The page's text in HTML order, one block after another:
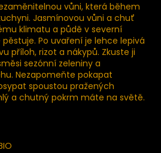
vůni, která během
Jasmínovou vůni a chuť
klimatu a půdě v severní
pěstuje. Po uvaření je lehce lepivá
příloh, rizot a nákypů. Zkuste ji
sezónní zeleniny a
Nezapomeňte pokapat
spoustou pražených
a chutný pokrm máte na světě.